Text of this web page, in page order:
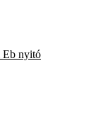
Eb nyitó